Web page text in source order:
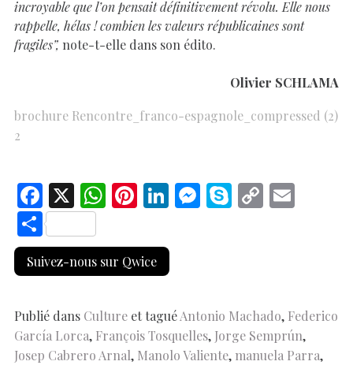
incroyable que l’on pensait définitivement révolu. Elle nous
rappelle, hélas ! combien les valeurs républicaines sont
fragiles”, note-t-elle dans son édito.
Olivier SCHLAMA
brochure Rencontre_franco-espagnole_compressed (2)
2
F
ac
e
b
o
k
X W
at
s
p
p
Pi
er
es
Li
k
e
n
M
er
S C
n
k
S
h
ar
Suivez-nous sur Qwice
Publié dans Culture et taguéAntonio Machado, Federico
García Lorca, François Tosquelles, Jorge Semprún,
Josep Cabrero Arnal, Manolo Valiente, manuela Parra,